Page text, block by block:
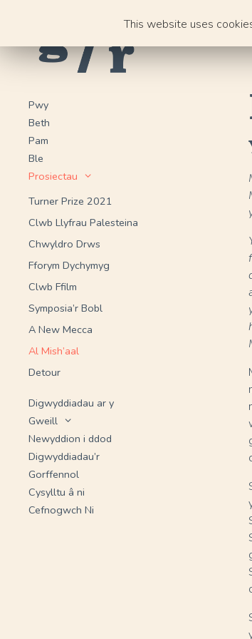
content
Pwy
Beth
Pam
Ble
Prosiectau
Turner Prize 2021
Clwb Llyfrau Palesteina
Chwyldro Drws
Fforym Dychymyg
Clwb Ffilm
Symposia’r Bobl
A New Mecca
Al Mish’aal
Detour
Digwyddiadau ar y
Gweill
Newyddion i ddod
Digwyddiadau’r
Gorffennol
Cysylltu â ni
Cefnogwch Ni
This website uses